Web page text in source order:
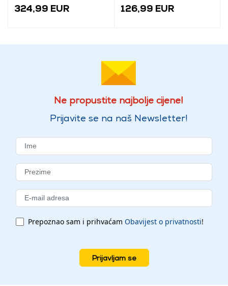
324,99 EUR 126,99 EUR
Ne propustite najbolje cijene!
Prijavite se na naš Newsletter!
Prepoznao sam i prihvaćam Obavijest o privatnosti!
Prijavljam se